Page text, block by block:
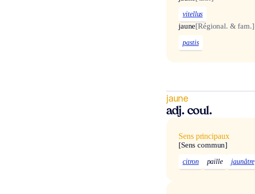
vitellus
jaune[Régional. & fam.]
pastis
jaune
adj. coul.
Sens principaux
[Sens commun]
citron paille jaunâtre